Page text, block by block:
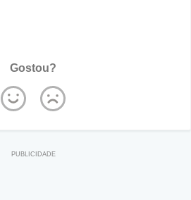
Gostou?